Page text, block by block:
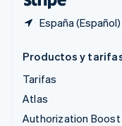
España (Español)
Productos y
Tarifas
Atlas
Authorization Boost